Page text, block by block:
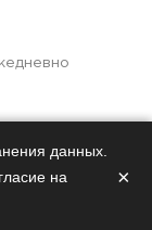
Лесной
406
данных.
на
×